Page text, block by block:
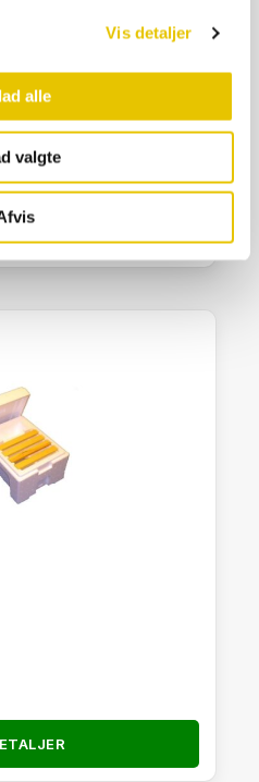
Vis detaljer
alle
valgte